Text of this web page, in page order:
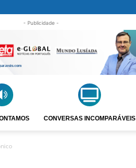
- Publicidade -
CONVERSAS INCOMPARÁVEIS